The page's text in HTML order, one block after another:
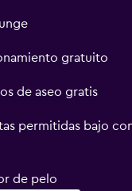
gratuito
de aseo gratis
permitidas bajo
de pelo